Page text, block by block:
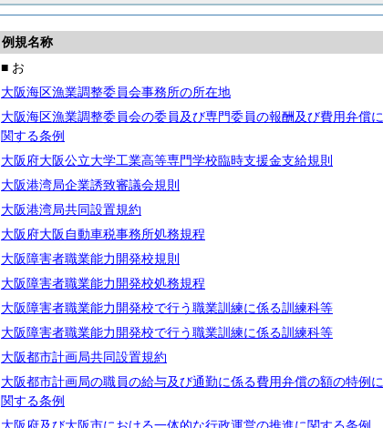
例規名称
■ お
大阪海区漁業調整委員会事務所の所在地
大阪海区漁業調整委員会の委員及び専門委員の報酬及び費用弁償に
関する条例
大阪府大阪公立大学工業高等専門学校臨時支援金支給規則
大阪港湾局企業誘致審議会規則
大阪港湾局共同設置規約
大阪府大阪自動車税事務所処務規程
大阪障害者職業能力開発校規則
大阪障害者職業能力開発校処務規程
大阪障害者職業能力開発校で行う職業訓練に係る訓練科等
大阪障害者職業能力開発校で行う職業訓練に係る訓練科等
大阪都市計画局共同設置規約
大阪都市計画局の職員の給与及び通勤に係る費用弁償の額の特例に
関する条例